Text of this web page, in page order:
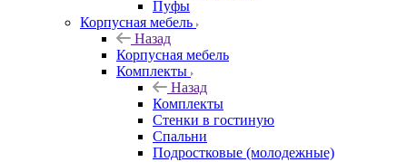
Пуфы
Корпусная мебель
Назад
Корпусная мебель
Комплекты
Назад
Комплекты
Стенки в гостиную
Спальни
Подростковые (молодежные)